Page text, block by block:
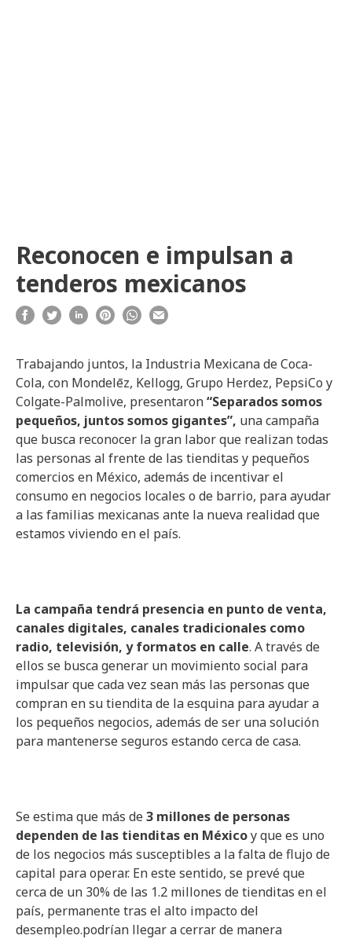
Reconocen e impulsan a
tenderos mexicanos
Trabajando juntos, la Industria Mexicana de Coca-
Cola, con Mondelēz, Kellogg, Grupo Herdez, PepsiCo y
Colgate-Palmolive, presentaron“Separados somos
pequeños, juntos somos gigantes”, una campaña
que busca reconocer la gran labor que realizan todas
las personas al frente de las tienditas y pequeños
comercios en México, además de incentivar el
consumo en negocios locales o de barrio, para ayudar
a las familias mexicanas ante la nueva realidad que
estamos viviendo en el país.
La campaña tendrá presencia en punto de venta,
canales digitales, canales tradicionales como
radio, televisión, y formatos en calle. A través de
ellos se busca generar un movimiento social para
impulsar que cada vez sean más las personas que
compran en su tiendita de la esquina para ayudar a
los pequeños negocios, además de ser una solución
para mantenerse seguros estando cerca de casa.
Se estima que más de3 millones de personas
dependen de las tienditas en Méxicoy que es uno
de los negocios más susceptibles a la falta de flujo de
capital para operar. En este sentido, se prevé que
cerca de un 30% de las 1.2 millones de tienditas en el
país, permanente tras el alto impacto del
desempleo.podrían llegar a cerrar de manera